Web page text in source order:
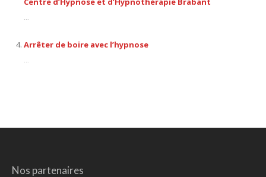
...
Arrêter de boire avec l’hypnose
...
Nos partenaires